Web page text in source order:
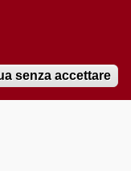
2012 del 18 giugno
senza accettare